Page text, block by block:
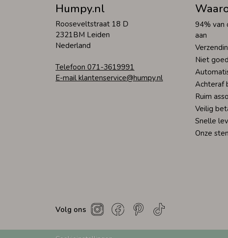
Humpy.nl
Rooseveltstraat 18 D
2321BM Leiden
Nederland
Telefoon 071-3619991
E-mail klantenservice@humpy.nl
94% van
aan
Niet
Achteraf
Ruim
Veilig
Snelle
Onze
Volg ons